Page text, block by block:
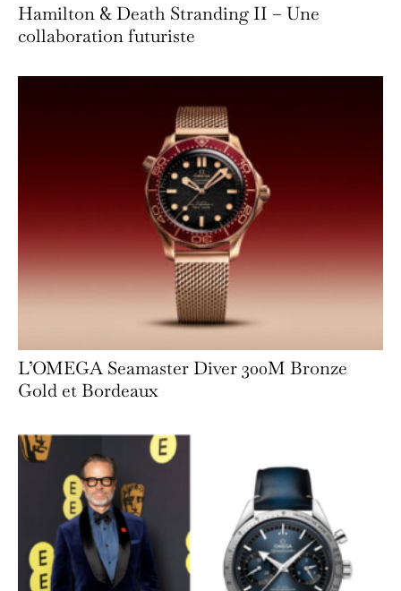
Hamilton & Death Stranding II – Une
collaboration futuriste
L’OMEGA Seamaster Diver 300M Bronze
Gold et Bordeaux